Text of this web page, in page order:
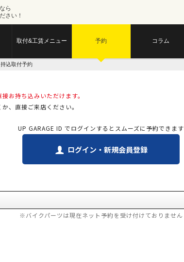
ら
さい！
取付&工賃メニュー 予約 コラム
持込取付予約
お持ち込みいただけます。
、直接ご来店ください。
UP GARAGE ID でログインするとスムーズに予約できます
ログイン・新規会員登録
※バイクパーツは現在ネット予約を受け付けておりません